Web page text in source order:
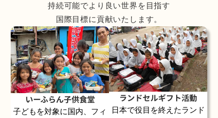
持続可能でより良い世界を目指す
国際目標に貢献いたします。
いーふらん子供食堂
子どもを対象に国内、フィ
ランドセルギフト活動
日本で役目を終えたランド